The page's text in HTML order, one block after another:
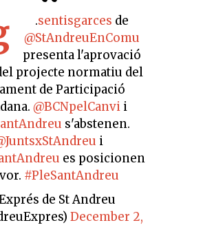
.sentisgarces de
@StAndreuEnComu
presenta l'aprovació
projecte normatiu del
de Participació
@BCNpelCanvi i
s'abstenen.
i
es posicionen
#PleSantAndreu
de St Andreu
December 2,